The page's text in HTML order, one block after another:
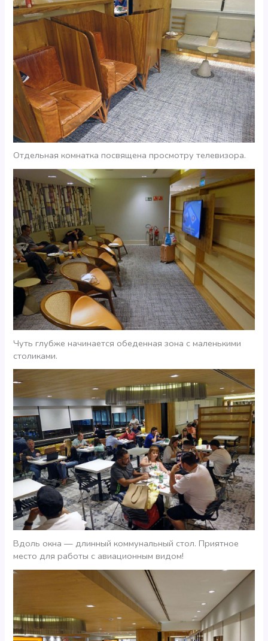
Отдельная комнатка посвящена просмотру телевизора.
Чуть глубже начинается обеденная зона с маленькими
столиками.
Вдоль окна — длинный коммунальный стол. Приятное
место для работы с авиационным видом!